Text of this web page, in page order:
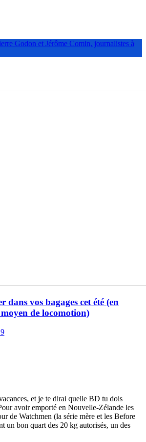
Godon et Jérôme Comin, journalistes à
dans vos bagages cet été (en
de locomotion)
et je te dirai quelle BD tu dois
avoir emporté en Nouvelle-Zélande les
de Watchmen (la série mère et les Before
un bon quart des 20 kg autorisés, un des